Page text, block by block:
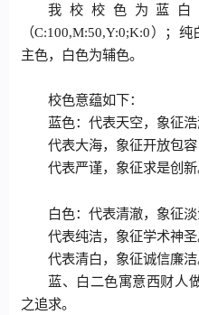
我校校色为蓝
（C:100,M:50,Y:0;K:0）；
主色，白色为辅色。
校色意蕴如下：
蓝色：代表天空，象征浩
代表大海，象征开放包容
代表严谨，象征求是创新
白色：代表清澈，象征淡
代表纯洁，象征学术神圣
代表清白，象征诚信廉洁
蓝、白二色寓意西财人
之追求。